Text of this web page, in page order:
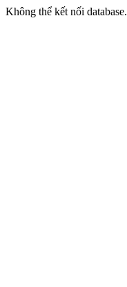
Không thể kết nối database.